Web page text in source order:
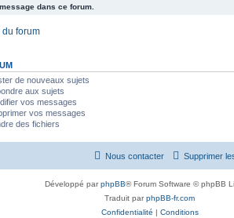
dans ce forum.
du forum
de nouveaux sujets
aux sujets
vos messages
vos messages
des fichiers
Supprimer
Nous contacter
Développé parphpBB® Forum Software © phpBB
Traduit parphpBB-fr.com
Confidentialité | Conditions